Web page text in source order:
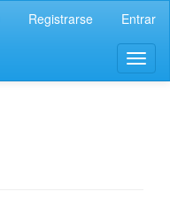
Registrarse Entrar